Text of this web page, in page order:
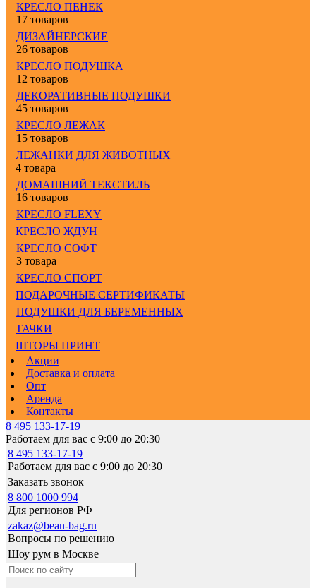
КРЕСЛО ПЕНЕК
17 товаров
ДИЗАЙНЕРСКИЕ
26 товаров
КРЕСЛО ПОДУШКА
12 товаров
ДЕКОРАТИВНЫЕ ПОДУШКИ
45 товаров
КРЕСЛО ЛЕЖАК
15 товаров
ЛЕЖАНКИ ДЛЯ ЖИВОТНЫХ
4 товара
ДОМАШНИЙ ТЕКСТИЛЬ
16 товаров
КРЕСЛО FLEXY
КРЕСЛО ЖДУН
КРЕСЛО СОФТ
3 товара
КРЕСЛО СПОРТ
ПОДАРОЧНЫЕ СЕРТИФИКАТЫ
ПОДУШКИ ДЛЯ БЕРЕМЕННЫХ
ТАЧКИ
ШТОРЫ ПРИНТ
Акции
Доставка и оплата
Опт
Аренда
Контакты
8 495 133-17-19
Работаем для вас с 9:00 до 20:30
8 495 133-17-19
Работаем для вас с 9:00 до 20:30
Заказать звонок
8 800 1000 994
Для регионов РФ
zakaz@bean-bag.ru
Вопросы по решению
Шоу рум в Москве